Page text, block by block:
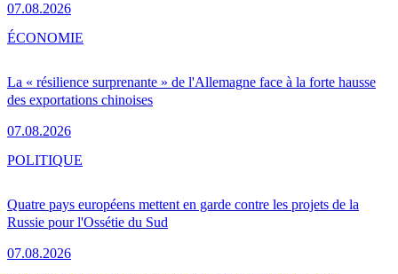
07.08.2026
La « résilience surprenante » de l'Allemagne face à la forte hausse
des exportations chinoises
07.08.2026
ÉCONOMIE
Quatre pays européens mettent en garde contre les projets de la
Russie pour l'Ossétie du Sud
07.08.2026
POLITIQUE